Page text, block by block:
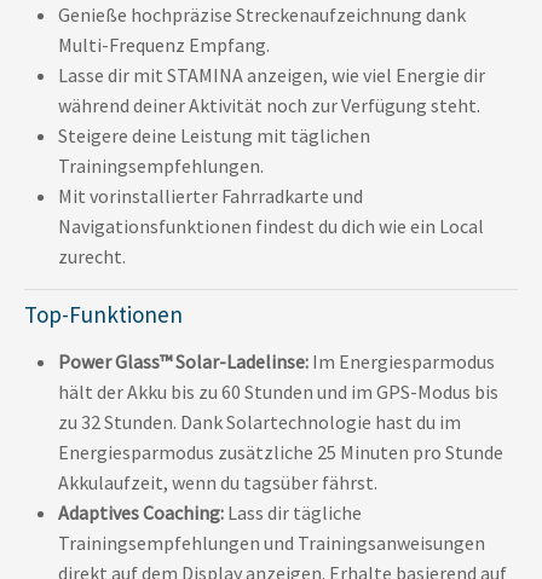
Genieße hochpräzise Streckenaufzeichnung dank
Multi-Frequenz Empfang.
Lasse dir mit STAMINA anzeigen, wie viel Energie dir
während deiner Aktivität noch zur Verfügung steht.
Steigere deine Leistung mit täglichen
Trainingsempfehlungen.
Mit vorinstallierter Fahrradkarte und
Navigationsfunktionen findest du dich wie ein Local
zurecht.
Top-Funktionen
Power Glass™ Solar-Ladelinse: Im Energiesparmodus
hält der Akku bis zu 60 Stunden und im GPS-Modus bis
zu 32 Stunden. Dank Solartechnologie hast du im
Energiesparmodus zusätzliche 25 Minuten pro Stunde
Akkulaufzeit, wenn du tagsüber fährst.
Adaptives Coaching: Lass dir tägliche
Trainingsempfehlungen und Trainingsanweisungen
direkt auf dem Display anzeigen. Erhalte basierend auf